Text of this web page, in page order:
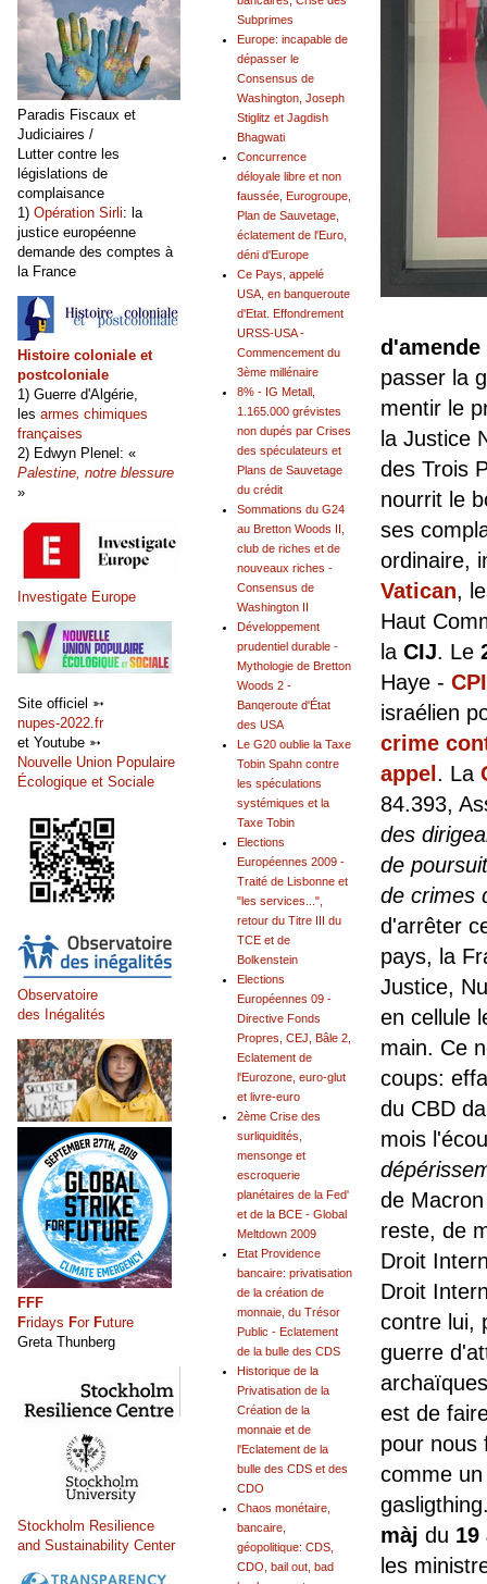
d'amende
passer la
mentir le
la Justice
des Trois
nourrit le
ses
ordinaire,
Vatican,
Haut
la CIJ. Le
Haye -
israélien
crime
appel . La
84.393,
des
de
de crimes
d'arrêter
pays, la
Justice,
en cellule
main. Ce
coups:
du CBD
mois
de
reste, de
Droit
Droit
contre lui,
guerre
est de
pour nous
comme
màj du 19
les
Subprimes
Europe: incapable de
dépasser le
Consensus de
Washington, Joseph
Stiglitz et Jagdish
Bhagwati
Concurrence
déloyale libre et non
faussée, Eurogroupe,
Plan de Sauvetage,
éclatement de l'Euro,
déni d'Europe
Ce Pays, appelé
USA, en banqueroute
d'Etat. Effondrement
URSS-USA -
Commencement du
3ème millénaire
8% - IG Metall,
1.165.000 grévistes
non dupés par Crises
des spéculateurs et
Plans de Sauvetage
du crédit
Sommations du G24
au Bretton Woods II,
club de riches et de
nouveaux riches -
Consensus de
Washington II
Développement
prudentiel durable -
Mythologie de Bretton
Woods 2 -
Banqeroute d'État
des USA
Le G20 oublie la Taxe
Tobin Spahn contre
les spéculations
systémiques et la
Taxe Tobin
Elections
Européennes 2009 -
Traité de Lisbonne et
"les services...",
retour du Titre III du
TCE et de
Bolkenstein
Elections
Européennes 09 -
Directive Fonds
Propres, CEJ, Bâle 2,
Eclatement de
l'Eurozone, euro-glut
et livre-euro
2ème Crise des
surliquidités,
mensonge et
escroquerie
planétaires de la Fed'
et de la BCE - Global
Meltdown 2009
Etat Providence
bancaire: privatisation
de la création de
monnaie, du Trésor
Public - Eclatement
de la bulle des CDS
Historique de la
Privatisation de la
Création de la
monnaie et de
l'Eclatement de la
bulle des CDS et des
CDO
Chaos monétaire,
bancaire,
géopolitique: CDS,
CDO, bail out, bad
Paradis Fiscaux et
Judiciaires /
Lutter contre les
législations de
complaisance
1) Opération Sirli: la
justice européenne
demande des comptes à
la France
Histoire coloniale et
postcoloniale
1) Guerre d'Algérie,
les armes chimiques
françaises
2) Edwyn Plenel: «
Palestine, notre blessure
»
Investigate Europe
Site officiel ➳
nupes-2022.fr
et Youtube ➳
Nouvelle Union Populaire
Écologique et Sociale
Observatoire
des Inégalités
FFF
Fridays For Future
Greta Thunberg
Stockholm Resilience
and Sustainability Center